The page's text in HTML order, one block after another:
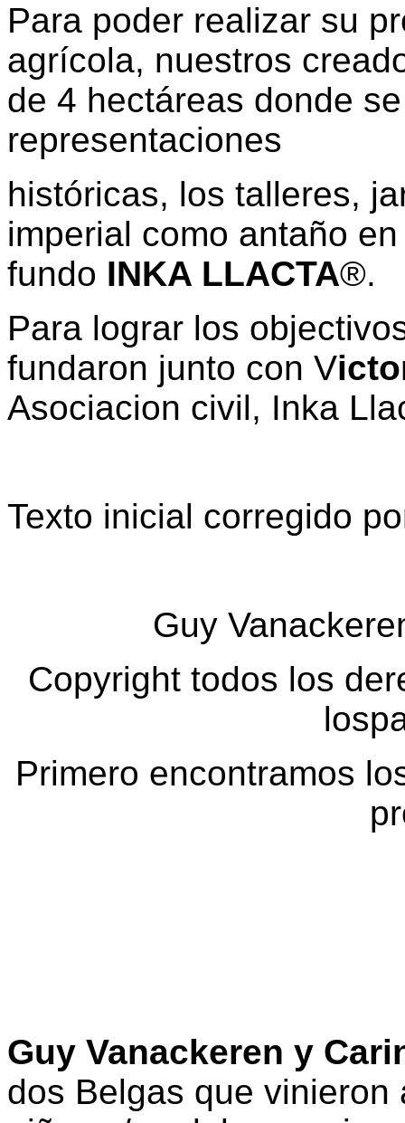
Para poder realizar su
agrícola, nuestros
de 4 hectáreas donde
representaciones
históricas, los talleres,
imperial como antaño
fundo INKA LLACTA®.
Para lograr los
fundaron junto con V
Asociacion civil, Inka
Texto inicial corregido
Guy
Copyright todos los
Primero encontramos
Guy Vanackeren y
dos Belgas que